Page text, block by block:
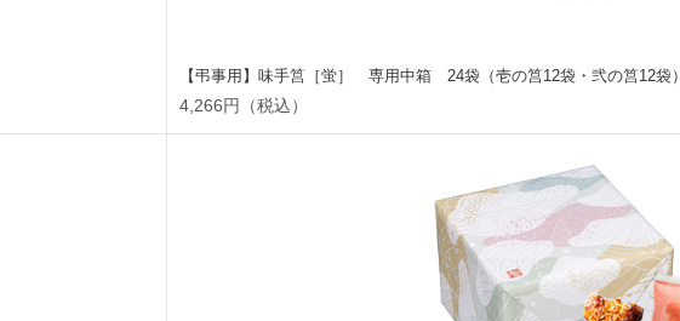
【弔事用】味手筥［蛍］ 専用中箱 24袋（壱の筥12袋・弐の筥12袋）
4,266円（税込）